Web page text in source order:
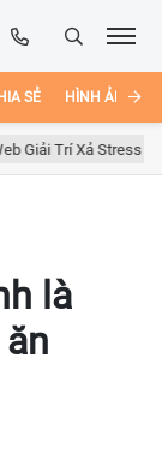
SẺ HÌNH ẢNH
Trí Xả Stress Cực Hay
là